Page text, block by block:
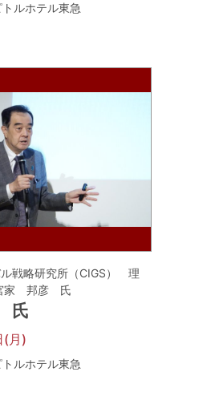
ルホテル東急
戦略研究所（CIGS） 理
家 邦彦 氏
氏
(月)
ルホテル東急